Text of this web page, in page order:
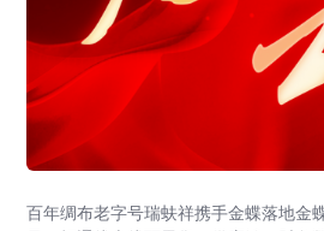
百年绸布老字号瑞蚨祥携手金蝶落地金